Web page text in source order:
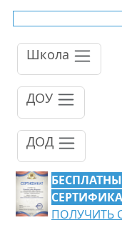
Школа
ДОУ
ДОД
ПОЛУЧИТЬ